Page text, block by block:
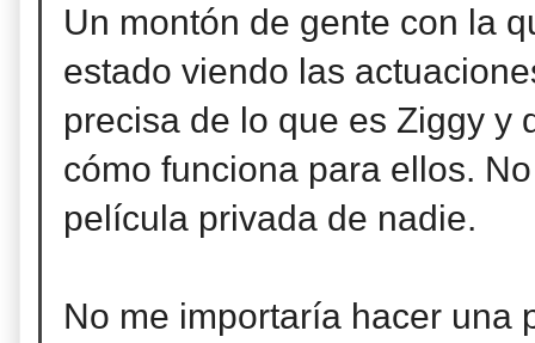
Un montón de gente con la
estado viendo las
precisa de lo que es Ziggy y
cómo funciona para ellos.
película privada de nadie.
No me importaría hacer una